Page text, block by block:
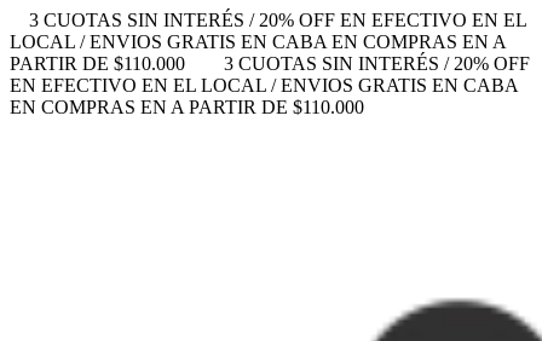
3 CUOTAS SIN INTERÉS / 20% OFF EN EFECTIVO EN EL
LOCAL / ENVIOS GRATIS EN CABA EN COMPRAS EN A
PARTIR DE $110.000
3 CUOTAS SIN INTERÉS / 20% OFF
EN EFECTIVO EN EL LOCAL / ENVIOS GRATIS EN CABA
EN COMPRAS EN A PARTIR DE $110.000